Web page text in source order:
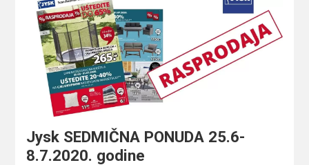
Jysk SEDMIČNA PONUDA 25.6-
8.7.2020. godine